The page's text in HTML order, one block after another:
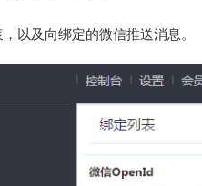
以及向绑定的微信推送消息。